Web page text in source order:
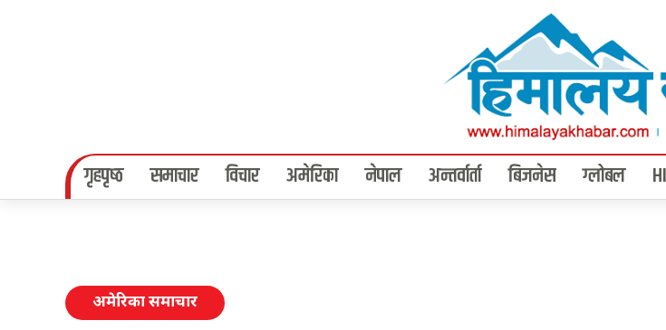
गृहपृष्‍ठ समाचार विचार अमेरिका नेपाल अन्तर्वार्ता बिजनेस ग्लोबल
अमेरिका समाचार